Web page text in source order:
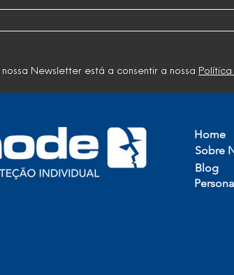
Newsletter está a consentir a nossa
Home
Sobre
Blog